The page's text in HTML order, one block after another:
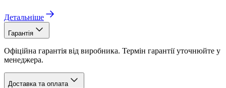
Детальніше
Гарантія
Офіційна гарантія від виробника. Термін гарантії уточнюйте у
менеджера.
Доставка та оплата